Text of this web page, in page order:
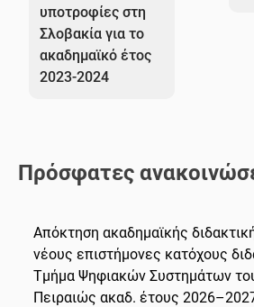
υποτροφίες στη
Σλοβακία για το
ακαδημαϊκό έτος
2023-2024
Πρόσφατες
Απόκτηση ακαδημαϊκής
νέους επιστήμονες κατόχους
Τμήμα Ψηφιακών Συστημάτων
Πειραιώς ακαδ. έτους